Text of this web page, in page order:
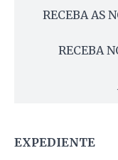
RECEBA AS
RECEBA
EXPEDIENTE